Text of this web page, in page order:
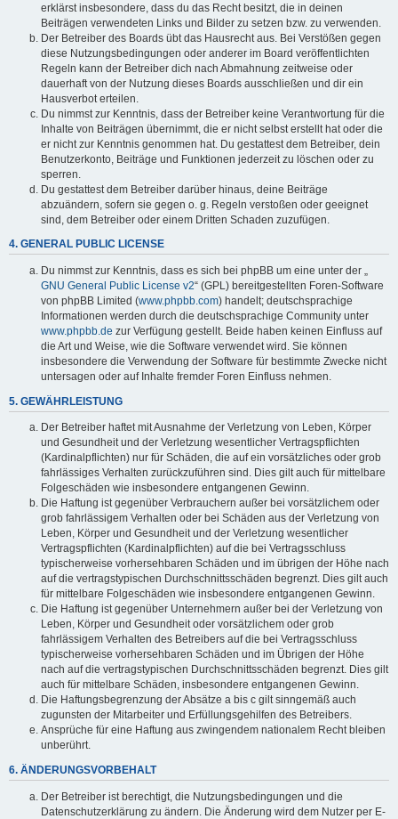
erklärst insbesondere, dass du das Recht besitzt, die in deinen
Beiträgen verwendeten Links und Bilder zu setzen bzw. zu verwenden.
Der Betreiber des Boards übt das Hausrecht aus. Bei Verstößen gegen
diese Nutzungsbedingungen oder anderer im Board veröffentlichten
Regeln kann der Betreiber dich nach Abmahnung zeitweise oder
dauerhaft von der Nutzung dieses Boards ausschließen und dir ein
Hausverbot erteilen.
Du nimmst zur Kenntnis, dass der Betreiber keine Verantwortung für die
Inhalte von Beiträgen übernimmt, die er nicht selbst erstellt hat oder die
er nicht zur Kenntnis genommen hat. Du gestattest dem Betreiber, dein
Benutzerkonto, Beiträge und Funktionen jederzeit zu löschen oder zu
sperren.
Du gestattest dem Betreiber darüber hinaus, deine Beiträge
abzuändern, sofern sie gegen o. g. Regeln verstoßen oder geeignet
sind, dem Betreiber oder einem Dritten Schaden zuzufügen.
4. GENERAL PUBLIC LICENSE
Du nimmst zur Kenntnis, dass es sich bei phpBB um eine unter der „
GNU General Public License v2“ (GPL) bereitgestellten Foren-Software
von phpBB Limited (www.phpbb.com) handelt; deutschsprachige
Informationen werden durch die deutschsprachige Community unter
www.phpbb.de zur Verfügung gestellt. Beide haben keinen Einfluss auf
die Art und Weise, wie die Software verwendet wird. Sie können
insbesondere die Verwendung der Software für bestimmte Zwecke nicht
untersagen oder auf Inhalte fremder Foren Einfluss nehmen.
5. GEWÄHRLEISTUNG
Der Betreiber haftet mit Ausnahme der Verletzung von Leben, Körper
und Gesundheit und der Verletzung wesentlicher Vertragspflichten
(Kardinalpflichten) nur für Schäden, die auf ein vorsätzliches oder grob
fahrlässiges Verhalten zurückzuführen sind. Dies gilt auch für mittelbare
Folgeschäden wie insbesondere entgangenen Gewinn.
Die Haftung ist gegenüber Verbrauchern außer bei vorsätzlichem oder
grob fahrlässigem Verhalten oder bei Schäden aus der Verletzung von
Leben, Körper und Gesundheit und der Verletzung wesentlicher
Vertragspflichten (Kardinalpflichten) auf die bei Vertragsschluss
typischerweise vorhersehbaren Schäden und im übrigen der Höhe nach
auf die vertragstypischen Durchschnittsschäden begrenzt. Dies gilt auch
für mittelbare Folgeschäden wie insbesondere entgangenen Gewinn.
Die Haftung ist gegenüber Unternehmern außer bei der Verletzung von
Leben, Körper und Gesundheit oder vorsätzlichem oder grob
fahrlässigem Verhalten des Betreibers auf die bei Vertragsschluss
typischerweise vorhersehbaren Schäden und im Übrigen der Höhe
nach auf die vertragstypischen Durchschnittsschäden begrenzt. Dies gilt
auch für mittelbare Schäden, insbesondere entgangenen Gewinn.
Die Haftungsbegrenzung der Absätze a bis c gilt sinngemäß auch
zugunsten der Mitarbeiter und Erfüllungsgehilfen des Betreibers.
Ansprüche für eine Haftung aus zwingendem nationalem Recht bleiben
unberührt.
6. ÄNDERUNGSVORBEHALT
Der Betreiber ist berechtigt, die Nutzungsbedingungen und die
Datenschutzerklärung zu ändern. Die Änderung wird dem Nutzer per E-